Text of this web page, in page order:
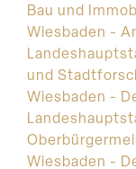
Bau und
Wiesbaden -
und
Wiesbaden -
Wiesbaden -